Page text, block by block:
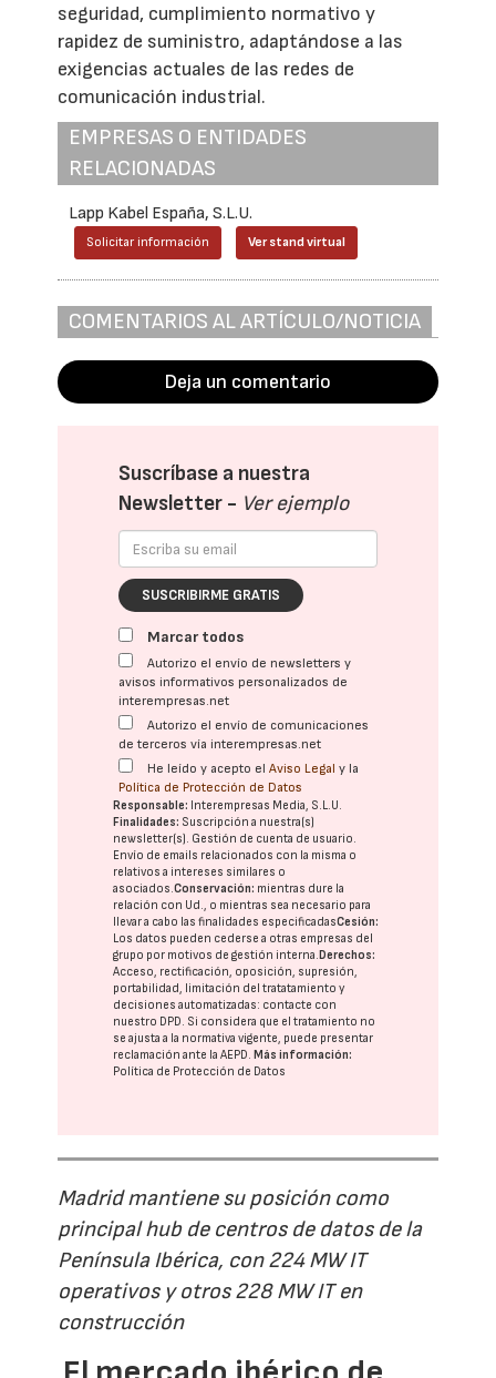
seguridad, cumplimiento normativo y
rapidez de suministro, adaptándose a las
exigencias actuales de las redes de
comunicación industrial.
EMPRESAS O ENTIDADES
RELACIONADAS
Lapp Kabel España, S.L.U.
Solicitar información Ver stand virtual
COMENTARIOS AL ARTÍCULO/NOTICIA
Deja un comentario
Suscríbase a nuestra
Newsletter - Ver ejemplo
SUSCRIBIRME GRATIS
Marcar todos
Autorizo el envío de newsletters y
avisos informativos personalizados de
interempresas.net
Autorizo el envío de comunicaciones
de terceros vía interempresas.net
He leído y acepto elAviso Legal y la
Política de Protección de Datos
Responsable: Interempresas Media, S.L.U.
Finalidades: Suscripción a nuestra(s)
newsletter(s). Gestión de cuenta de usuario.
Envío de emails relacionados con la misma o
relativos a intereses similares o
asociados.Conservación: mientras dure la
relación con Ud., o mientras sea necesario para
llevar a cabo las finalidades especificadasCesión:
Los datos pueden cederse a otras empresas del
grupo por motivos de gestión interna. Derechos:
Acceso, rectificación, oposición, supresión,
portabilidad, limitación del tratatamiento y
decisiones automatizadas: contacte con
nuestro DPD. Si considera que el tratamiento no
se ajusta a la normativa vigente, puede presentar
reclamación ante laAEPD. Más información:
Política de Protección de Datos
Madrid mantiene su posición como
principal hub de centros de datos de la
Península Ibérica, con 224 MW IT
operativos y otros 228 MW IT en
construcción